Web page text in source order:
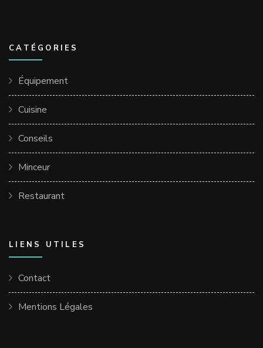
CATÉGORIES
Équipement
Cuisine
Conseils
Minceur
Restaurant
LIENS UTILES
Contact
Mentions Légales